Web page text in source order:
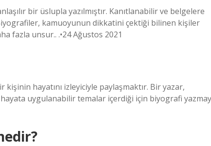
bir üslupla yazılmıştır. Kanıtlanabilir ve belgelere
kamuoyunun dikkatini çektiği bilinen kişiler
fazla unsur.. .•24 Ağustos 2021
hayatını izleyiciyle paylaşmaktır. Bir yazar,
uygulanabilir temalar içerdiği için biyografi